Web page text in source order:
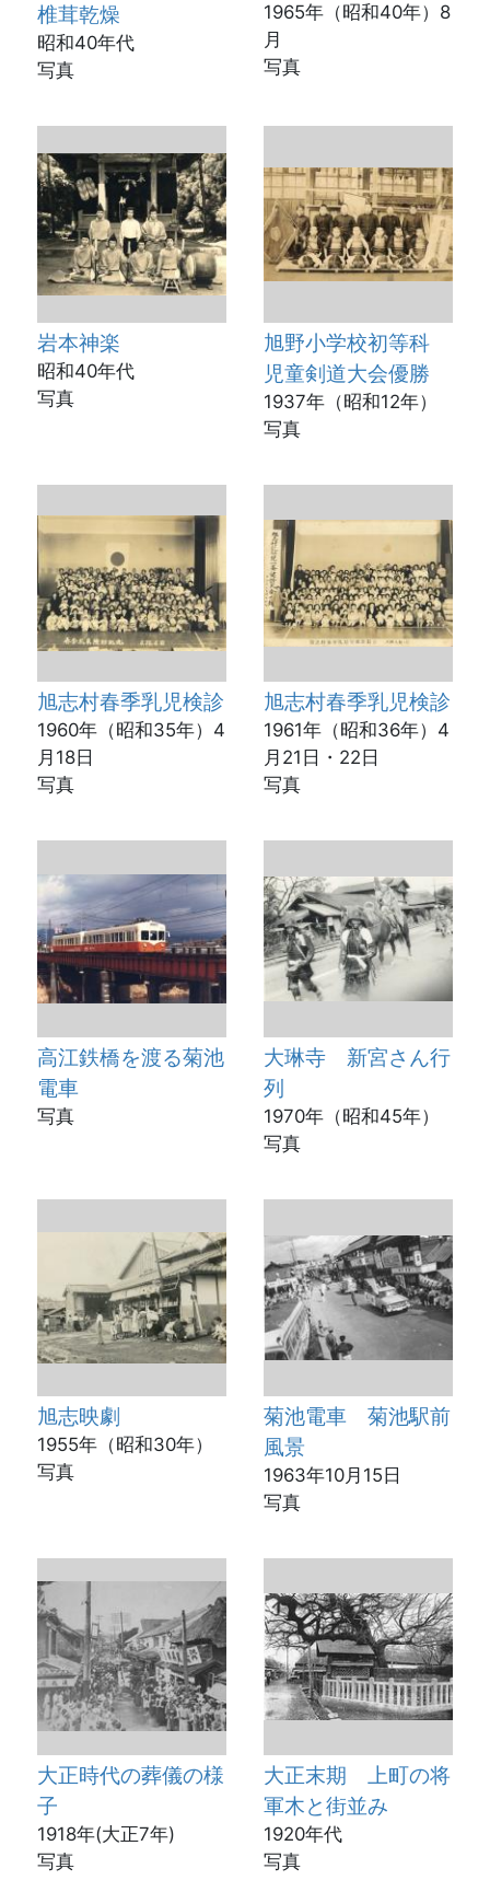
椎茸乾燥
昭和40年代
写真
1965年（昭和40年）8
月
写真
岩本神楽
昭和40年代
写真
旭野小学校初等科
児童剣道大会優勝
1937年（昭和12年）
写真
旭志村春季乳児検診
1960年（昭和35年）4
月18日
写真
旭志村春季乳児検診
1961年（昭和36年）4
月21日・22日
写真
高江鉄橋を渡る菊池
電車
写真
大琳寺 新宮さん行
列
1970年（昭和45年）
写真
旭志映劇
1955年（昭和30年）
写真
菊池電車 菊池駅前
風景
1963年10月15日
写真
大正時代の葬儀の様
子
1918年(大正7年)
写真
大正末期 上町の将
軍木と街並み
1920年代
写真